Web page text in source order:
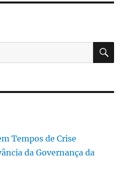
Tempos de Crise
da Governança da